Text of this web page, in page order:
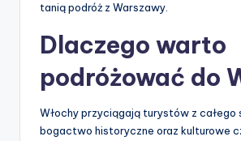
tanią podróż z Warszawy.
Dlaczego warto
podróżować do
Włochy przyciągają turystów z całego
bogactwo historyczne oraz kulturowe